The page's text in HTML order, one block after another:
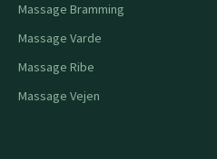
Massage Bramming
Massage Varde
Massage Ribe
Massage Vejen